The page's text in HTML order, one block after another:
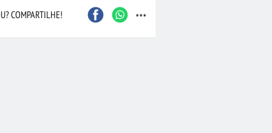
Contagem
COMPARTILHE! ...